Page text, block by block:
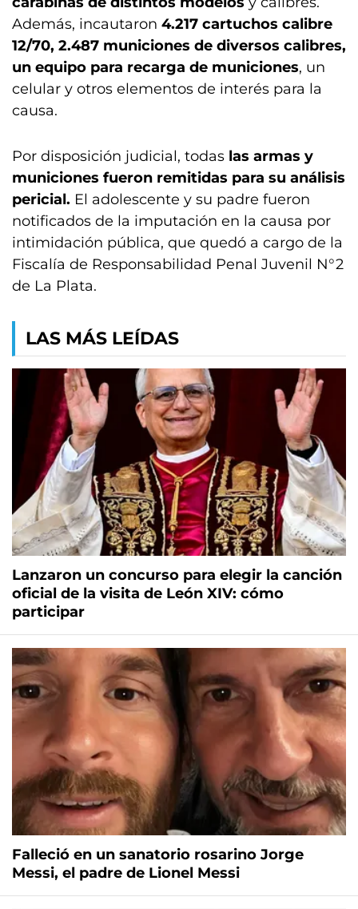
Además, incautaron 4.217 cartuchos calibre
12/70, 2.487 municiones de diversos calibres,
un equipo para recarga de municiones, un
celular y otros elementos de interés para la
causa.
Por disposición judicial, todas las armas y
municiones fueron remitidas para su análisis
pericial. El adolescente y su padre fueron
notificados de la imputación en la causa por
intimidación pública, que quedó a cargo de la
Fiscalía de Responsabilidad Penal Juvenil N°2
de La Plata.
LAS MÁS LEÍDAS
Lanzaron un concurso para elegir la canción
oficial de la visita de León XIV: cómo
participar
Falleció en un sanatorio rosarino Jorge
Messi, el padre de Lionel Messi